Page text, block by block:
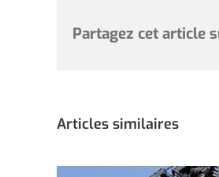
Partagez cet article
Articles similaires